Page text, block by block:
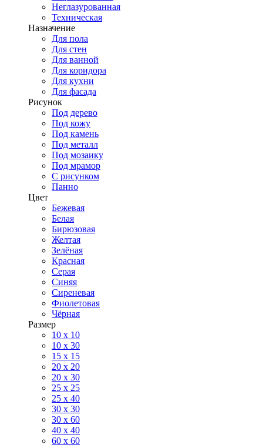
Неглазурованная
Техническая
Назначение
Для пола
Для стен
Для ванной
Для коридора
Для кухни
Для фасада
Рисунок
Под дерево
Под кожу
Под камень
Под металл
Под мозаику
Под мрамор
С рисунком
Панно
Цвет
Бежевая
Белая
Бирюзовая
Желтая
Зелёная
Красная
Серая
Синяя
Сиреневая
Фиолетовая
Чёрная
Размер
10 х 10
10 x 30
15 x 15
20 х 20
20 x 30
25 x 25
25 x 40
30 x 30
30 х 60
40 х 40
60 х 60